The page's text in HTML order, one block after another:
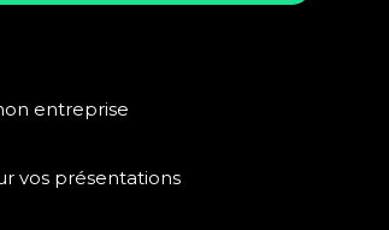
entreprise
vos présentations